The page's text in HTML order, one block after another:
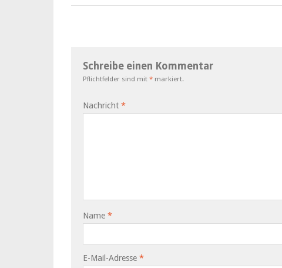
Schreibe einen Kommentar
Pflichtfelder sind mit * markiert.
Nachricht *
Name *
E-Mail-Adresse *